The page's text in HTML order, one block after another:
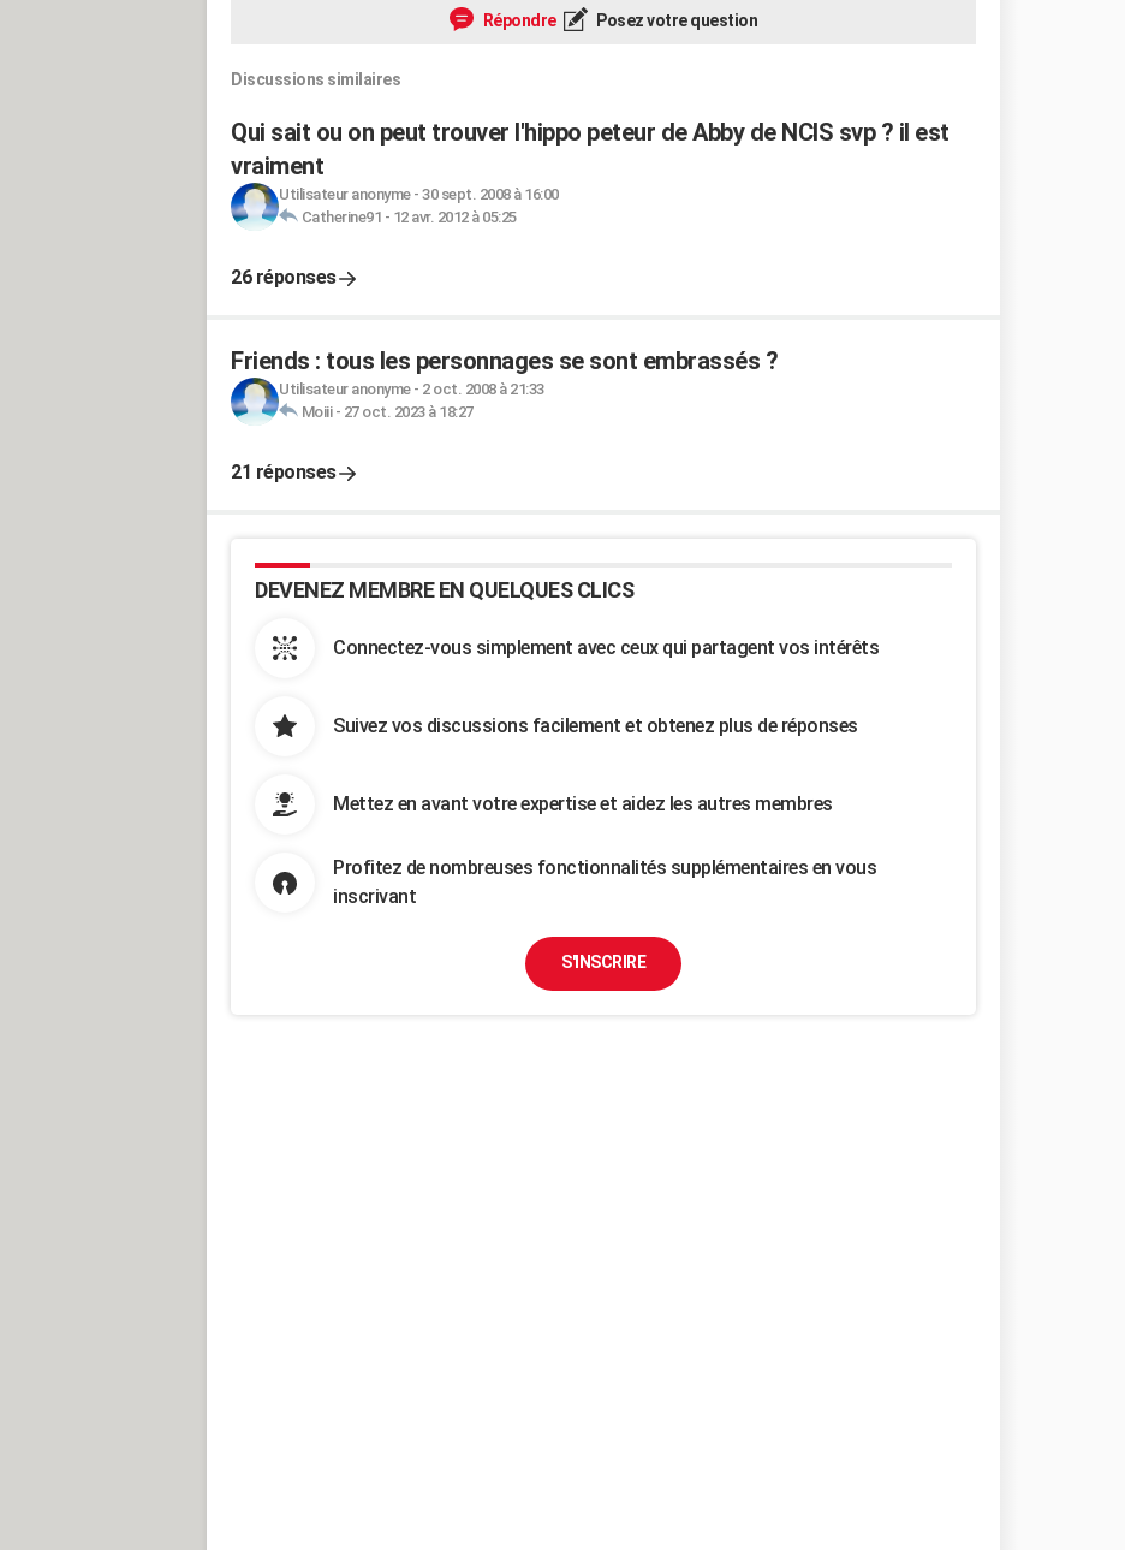
Répondre Posez votre question
Discussions similaires
Qui sait ou on peut trouver l'hippo peteur de Abby de NCIS svp ? il est
vraiment
Utilisateur anonyme- 30 sept. 2008 à 16:00
Catherine91 - 12 avr. 2012 à 05:25
26 réponses
Friends : tous les personnages se sont embrassés ?
Utilisateur anonyme- 2 oct. 2008 à 21:33
Moiii- 27 oct. 2023 à 18:27
21 réponses
DEVENEZ MEMBRE EN QUELQUES CLICS
Connectez-vous simplement avec ceux qui partagent vos intérêts
Suivez vos discussions facilement et obtenez plus de réponses
Mettez en avant votre expertise et aidez les autres membres
Profitez de nombreuses fonctionnalités supplémentaires en vous
inscrivant
S'INSCRIRE